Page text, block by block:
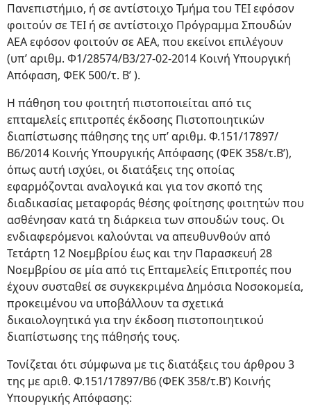
Πανεπιστήμιο, ή σε αντίστοιχο Τμήμα του ΤΕΙ εφόσον
φοιτούν σε ΤΕΙ ή σε αντίστοιχο Πρόγραμμα Σπουδών
ΑΕΑ εφόσον φοιτούν σε ΑΕΑ, που εκείνοι επιλέγουν
(υπ’ αριθμ. Φ1/28574/Β3/27-02-2014 Κοινή Υπουργική
Απόφαση, ΦΕΚ 500/τ. Β’ ).
Η πάθηση του φοιτητή πιστοποιείται από τις
επταμελείς επιτροπές έκδοσης Πιστοποιητικών
διαπίστωσης πάθησης της υπ’ αριθμ. Φ.151/17897/
Β6/2014 Κοινής Υπουργικής Απόφασης (ΦΕΚ 358/τ.Β’),
όπως αυτή ισχύει, οι διατάξεις της οποίας
εφαρμόζονται αναλογικά και για τον σκοπό της
διαδικασίας μεταφοράς θέσης φοίτησης φοιτητών που
ασθένησαν κατά τη διάρκεια των σπουδών τους. Οι
ενδιαφερόμενοι καλούνται να απευθυνθούν από
Τετάρτη 12 Νοεμβρίου έως και την Παρασκευή 28
Νοεμβρίου σε μία από τις Επταμελείς Επιτροπές που
έχουν συσταθεί σε συγκεκριμένα Δημόσια Νοσοκομεία,
προκειμένου να υποβάλλουν τα σχετικά
δικαιολογητικά για την έκδοση πιστοποιητικού
διαπίστωσης της πάθησής τους.
Τονίζεται ότι σύμφωνα με τις διατάξεις του άρθρου 3
της με αριθ. Φ.151/17897/Β6 (ΦΕΚ 358/τ.Β’) Κοινής
Υπουργικής Απόφασης: